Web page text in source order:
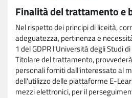
Finalità del trattamento e
Nel rispetto dei principi di liceità,
adeguatezza, pertinenza e
1 del GDPR l'Università degli Studi
Titolare del trattamento,
personali forniti dall'interessato al
dell'utilizzo delle piattaforme E-
mezzi elettronici, per il